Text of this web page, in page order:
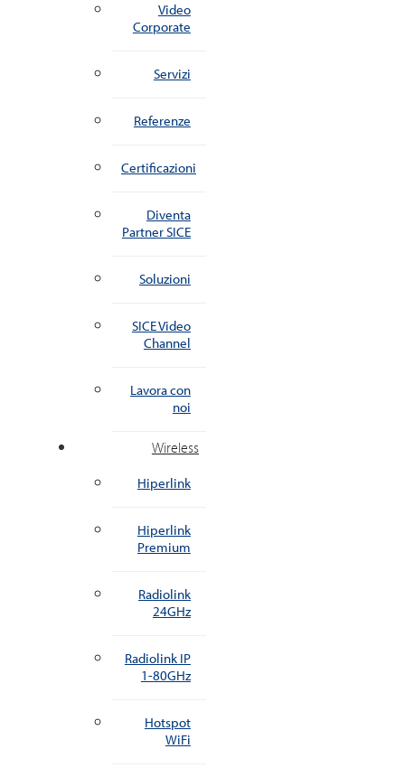
Video
Corporate
Servizi
Referenze
Certificazioni
Diventa
Partner SICE
Soluzioni
SICE Video
Channel
Lavora con
noi
Wireless
Hiperlink
Hiperlink
Premium
Radiolink
24GHz
Radiolink IP
1-80GHz
Hotspot
WiFi